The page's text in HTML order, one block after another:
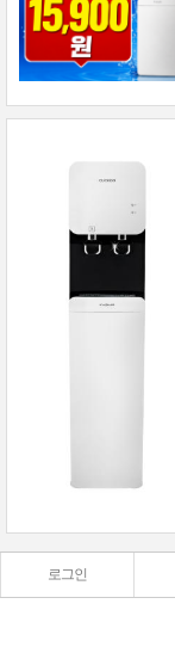
로그인